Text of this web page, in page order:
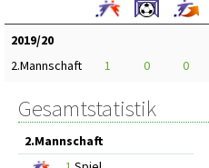
2019/20
2.Mannschaft
1 0 0
Gesamtstatistik
2.Mannschaft